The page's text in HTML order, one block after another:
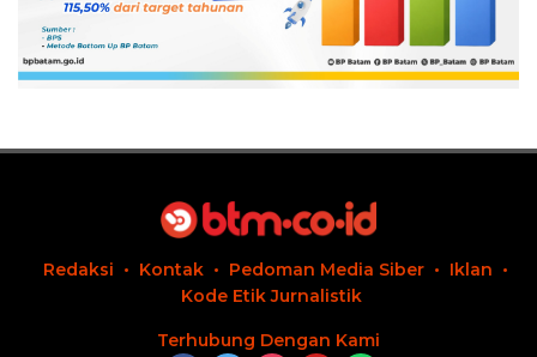
Redaksi Kontak Pedoman Media Siber
Iklan
Kode Etik Jurnalistik
Terhubung Dengan Kami